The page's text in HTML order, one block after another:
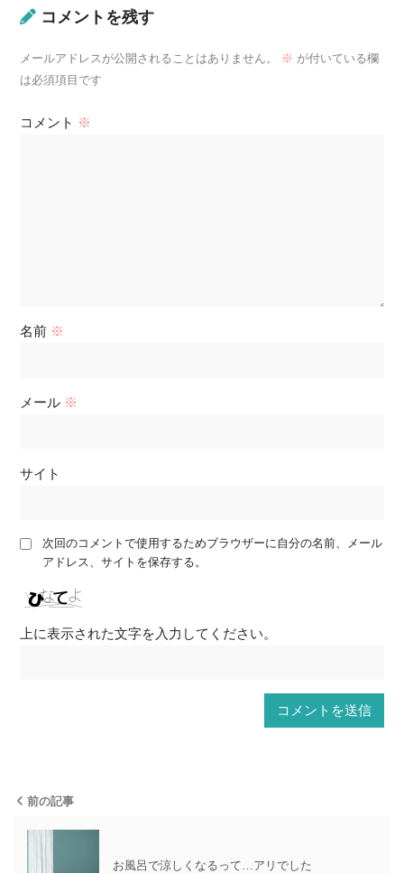
コメントを残す
メールアドレスが公開されることはありません。 ※ が付いている欄
は必須項目です
コメント ※
名前 ※
メール ※
サイト
次回のコメントで使用するためブラウザーに自分の名前、メール
アドレス、サイトを保存する。
上に表示された文字を入力してください。
前の記事
お風呂で涼しくなるって…アリでした